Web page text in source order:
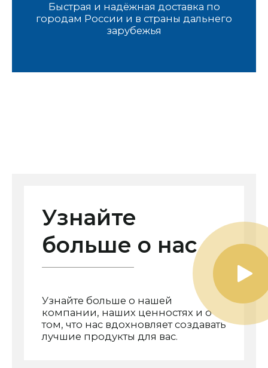
Быстрая и надёжная доставка по
городам России и в страны дальнего
зарубежья
Узнайте
больше о нас
Узнайте больше о нашей
компании, наших ценностях и о
том, что нас вдохновляет создавать
лучшие продукты для вас.